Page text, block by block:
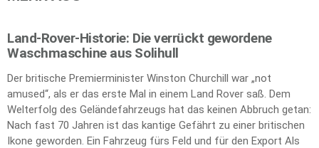
Land-Rover-Historie: Die verrückt gewordene
Waschmaschine aus Solihull
Der britische Premierminister Winston Churchill war „not
amused“, als er das erste Mal in einem Land Rover saß. Dem
Welterfolg des Geländefahrzeugs hat das keinen Abbruch getan:
Nach fast 70 Jahren ist das kantige Gefährt zu einer britischen
Ikone geworden. Ein Fahrzeug fürs Feld und für den Export Als